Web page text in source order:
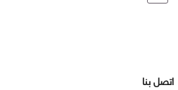
اتصل بنا